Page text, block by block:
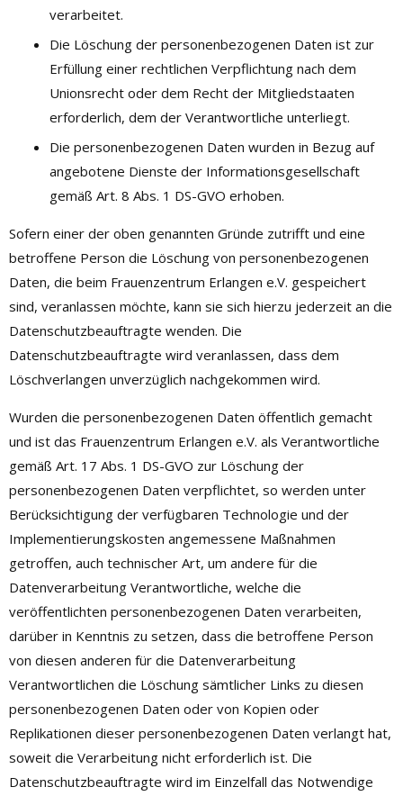
verarbeitet.
Die Löschung der personenbezogenen Daten ist zur
Erfüllung einer rechtlichen Verpflichtung nach dem
Unionsrecht oder dem Recht der Mitgliedstaaten
erforderlich, dem der Verantwortliche unterliegt.
Die personenbezogenen Daten wurden in Bezug auf
angebotene Dienste der Informationsgesellschaft
gemäß Art. 8 Abs. 1 DS-GVO erhoben.
Sofern einer der oben genannten Gründe zutrifft und eine
betroffene Person die Löschung von personenbezogenen
Daten, die beim Frauenzentrum Erlangen e.V. gespeichert
sind, veranlassen möchte, kann sie sich hierzu jederzeit an die
Datenschutzbeauftragte wenden. Die
Datenschutzbeauftragte wird veranlassen, dass dem
Löschverlangen unverzüglich nachgekommen wird.
Wurden die personenbezogenen Daten öffentlich gemacht
und ist das Frauenzentrum Erlangen e.V. als Verantwortliche
gemäß Art. 17 Abs. 1 DS-GVO zur Löschung der
personenbezogenen Daten verpflichtet, so werden unter
Berücksichtigung der verfügbaren Technologie und der
Implementierungskosten angemessene Maßnahmen
getroffen, auch technischer Art, um andere für die
Datenverarbeitung Verantwortliche, welche die
veröffentlichten personenbezogenen Daten verarbeiten,
darüber in Kenntnis zu setzen, dass die betroffene Person
von diesen anderen für die Datenverarbeitung
Verantwortlichen die Löschung sämtlicher Links zu diesen
personenbezogenen Daten oder von Kopien oder
Replikationen dieser personenbezogenen Daten verlangt hat,
soweit die Verarbeitung nicht erforderlich ist. Die
Datenschutzbeauftragte wird im Einzelfall das Notwendige